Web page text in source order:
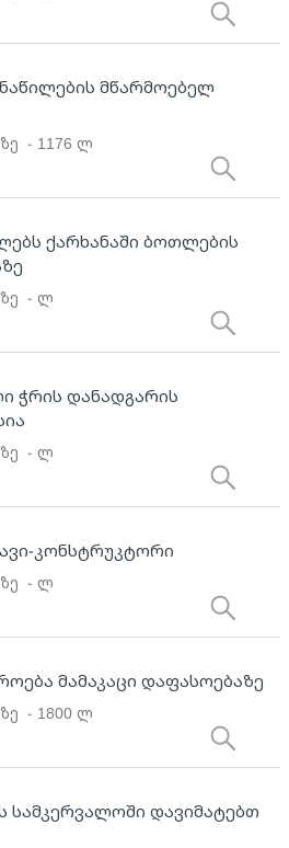
ნაწილების მწარმოებელ
- 1176 ლ
ქარხანაში ბოთლების
- ლ
ჭრის დანადგარის
- ლ
კონსტრუკტორი
- ლ
მამაკაცი დაფასოებაზე
- 1800 ლ
სამკერვალოში დავიმატებთ